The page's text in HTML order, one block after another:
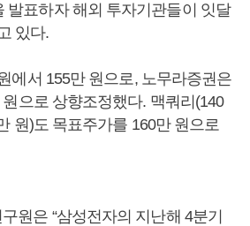
발표하자 해외 투자기관들이 잇달
있다.
에서 155만 원으로, 노무라증권은
으로 상향조정했다. 맥쿼리(140
원)도 목표주가를 160만 원으로
원은 “삼성전자의 지난해 4분기